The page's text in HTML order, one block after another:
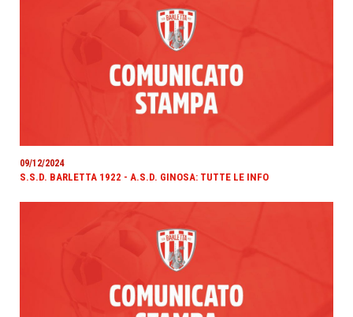
09/12/2024
S.S.D. BARLETTA 1922 - A.S.D. GINOSA: TUTTE LE INFO